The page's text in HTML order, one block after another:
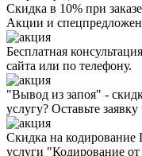
Скидка в 10% при
Акции и
Бесплатная консультация
сайта или по телефону.
"Вывод из запоя" -
услугу? Оставьте
Скидка на кодирование
услуги "Кодирование